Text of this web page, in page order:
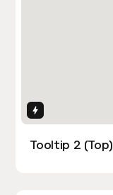
Tooltip 2 (Top)